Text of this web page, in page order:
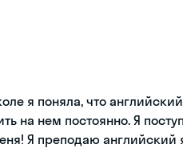
я поняла, что
на нем постоянно. Я
Я преподаю английский